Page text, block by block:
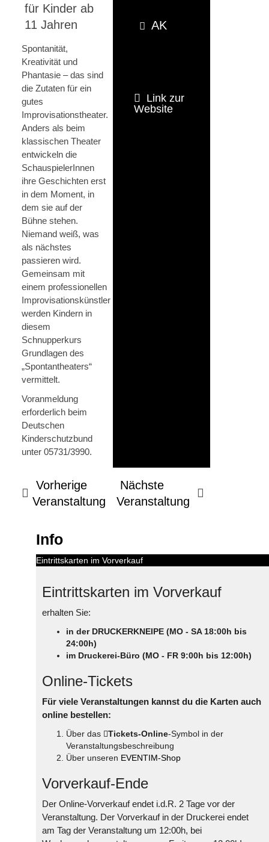
für Kinder ab
11 Jahren
Spontanität,
Kreativität und
Phantasie – das sind
die Zutaten für ein
gutes
Improvisationstheater.
Anders als beim
klassischen Theater
entwickeln die
SchauspielerInnen
ihre Geschichten erst
in dem Moment, in
dem sie auf der
Bühne stehen.
Niemand weiß, was
als nächstes
passieren wird.
Gemeinsam mit
einem professionellen
Improvisationskünstler
werden Kindern in
diesem
Schnupperkurs
Grundlagen des
„Spontantheaters“
vermittelt.
Voranmeldung
erforderlich beim
Deutschen
Kinderschutzbund
unter 05731/3990.
AK
Link zur
Website
Vorherige
Veranstaltung
Nächste
Veranstaltung
Info
Eintrittskarten im Vorverkauf
Eintrittskarten im Vorverkauf
erhalten Sie:
in der DRUCKERKNEIPE (MO - SA 18:00h bis
24:00h)
im Druckerei-Büro (MO - FR 9:00h bis 12:00h)
Online-Tickets
Für viele Veranstaltungen kannst du die Karten auch
online bestellen:
Über das Tickets-Online-Symbol in der
Veranstaltungsbeschreibung
Über unseren EVENTIM-Shop
Vorverkauf-Ende
Der Online-Vorverkauf endet i.d.R. 2 Tage vor der
Veranstaltung. Der Vorverkauf in der Druckerei endet
am Tag der Veranstaltung um 12:00h, bei